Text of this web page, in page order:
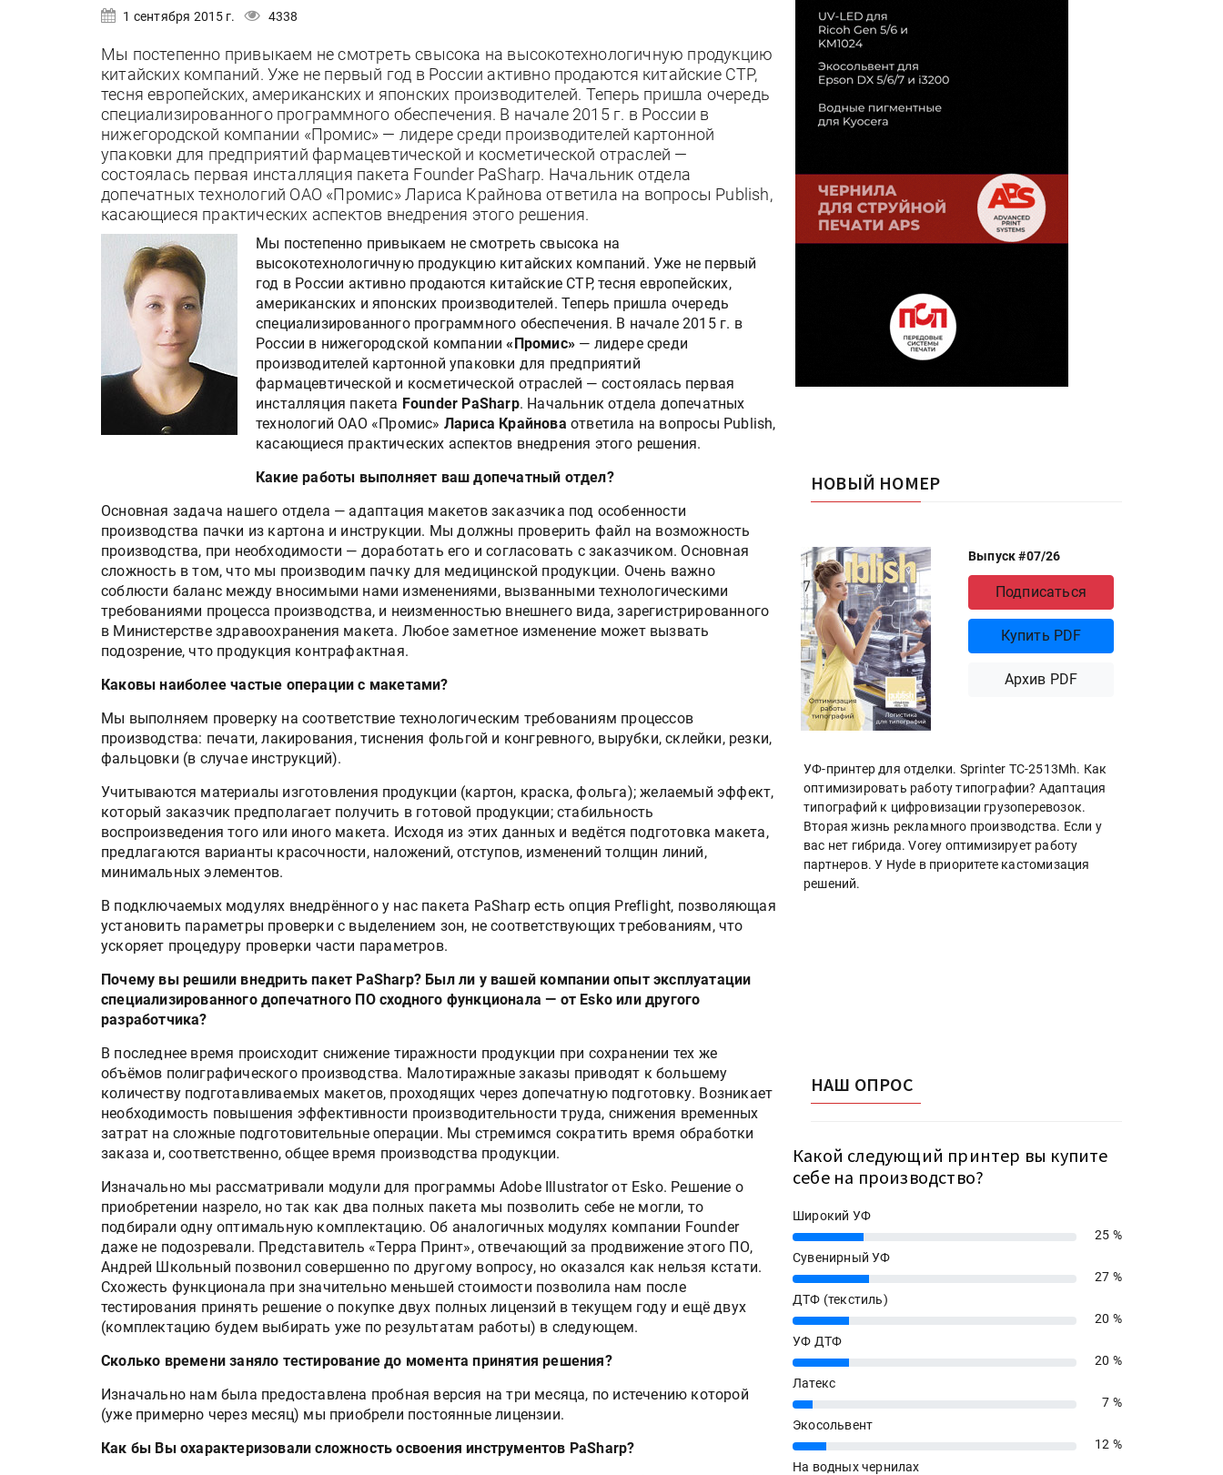
1 сентября 2015 г. 4338
Мы постепенно привыкаем не смотреть свысока на высокотехнологичную продукцию
китайских компаний. Уже не первый год в России активно продаются китайские CTP,
тесня европейских, американских и японских производителей. Теперь пришла очередь
специализированного программного обеспечения. В начале 2015 г. в России в
нижегородской компании «Промис» — лидере среди производителей картонной
упаковки для предприятий фармацевтической и косметической отраслей —
состоялась первая инсталляция пакета Founder PaSharp. Начальник отдела
допечатных технологий ОАО «Промис» Лариса Крайнова ответила на вопросы Publish,
касающиеся практических аспектов внедрения этого решения.
Мы постепенно привыкаем не смотреть свысока на
высокотехнологичную продукцию китайских компаний. Уже не первый
год в России активно продаются китайские CTP, тесня европейских,
американских и японских производителей. Теперь пришла очередь
специализированного программного обеспечения. В начале 2015 г. в
России в нижегородской компании«Промис» — лидере среди
производителей картонной упаковки для предприятий
фармацевтической и косметической отраслей — состоялась первая
инсталляция пакета Founder PaSharp. Начальник отдела допечатных
технологий ОАО «Промис» Лариса Крайнова ответила на вопросы Publish,
касающиеся практических аспектов внедрения этого решения.
Какие работы выполняет ваш допечатный отдел?
Основная задача нашего отдела — адаптация макетов заказчика под особенности
производства пачки из картона и инструкции. Мы должны проверить файл на возможность
производства, при необходимости — доработать его и согласовать с заказчиком. Основная
сложность в том, что мы производим пачку для медицинской продукции. Очень важно
соблюсти баланс между вносимыми нами изменениями, вызванными технологическими
требованиями процесса производства, и неизменностью внешнего вида, зарегистрированного
в Министерстве здравоохранения макета. Любое заметное изменение может вызвать
подозрение, что продукция контрафактная.
Каковы наиболее частые операции с макетами?
Мы выполняем проверку на соответствие технологическим требованиям процессов
производства: печати, лакирования, тиснения фольгой и конгревного, вырубки, склейки, резки,
фальцовки (в случае инструкций).
Учитываются материалы изготовления продукции (картон, краска, фольга); желаемый эффект,
который заказчик предполагает получить в готовой продукции; стабильность
воспроизведения того или иного макета. Исходя из этих данных и ведётся подготовка макета,
предлагаются варианты красочности, наложений, отступов, изменений толщин линий,
минимальных элементов.
В подключаемых модулях внедрённого у нас пакета PaSharp есть опция Preflight, позволяющая
установить параметры проверки с выделением зон, не соответствующих требованиям, что
ускоряет процедуру проверки части параметров.
Почему вы решили внедрить пакет PaSharp? Был ли у вашей компании опыт эксплуатации
специализированного допечатного ПО сходного функционала — от Esko или другого
разработчика?
В последнее время происходит снижение тиражности продукции при сохранении тех же
объёмов полиграфического производства. Малотиражные заказы приводят к большему
количеству подготавливаемых макетов, проходящих через допечатную подготовку. Возникает
необходимость повышения эффективности производительности труда, снижения временных
затрат на сложные подготовительные операции. Мы стремимся сократить время обработки
заказа и, соответственно, общее время производства продукции.
Изначально мы рассматривали модули для программы Adobe Illustrator от Esko. Решение о
приобретении назрело, но так как два полных пакета мы позволить себе не могли, то
подбирали одну оптимальную комплектацию. Об аналогичных модулях компании Founder
даже не подозревали. Представитель «Терра Принт», отвечающий за продвижение этого ПО,
Андрей Школьный позвонил совершенно по другому вопросу, но оказался как нельзя кстати.
Схожесть функционала при значительно меньшей стоимости позволила нам после
тестирования принять решение о покупке двух полных лицензий в текущем году и ещё двух
(комплектацию будем выбирать уже по результатам работы) в следующем.
Сколько времени заняло тестирование до момента принятия решения?
Изначально нам была предоставлена пробная версия на три месяца, по истечению которой
(уже примерно через месяц) мы приобрели постоянные лицензии.
Как бы Вы охарактеризовали сложность освоения инструментов PaSharp?
НОВЫЙ НОМЕР
Выпуск #07/26
Подписаться
Купить PDF
Архив PDF
УФ-принтер для отделки. Sprinter ТС-2513Mh. Как
оптимизировать работу типографии? Адаптация
типографий к цифровизации грузоперевозок.
Вторая жизнь рекламного производства. Если у
вас нет гибрида. Vorey оптимизирует работу
партнеров. У Hyde в приоритете кастомизация
решений.
НАШ ОПРОС
Какой следующий принтер вы купите
себе на производство?
Широкий УФ
25%
25 %
Сувенирный УФ
27%
27 %
ДТФ (текстиль)
20%
20 %
УФ ДТФ
20%
20 %
Латекс
7%
7 %
Экосольвент
12%
12 %
На водных чернилах